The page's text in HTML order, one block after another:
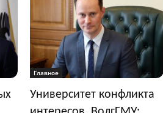
Главное
Университет конфликта